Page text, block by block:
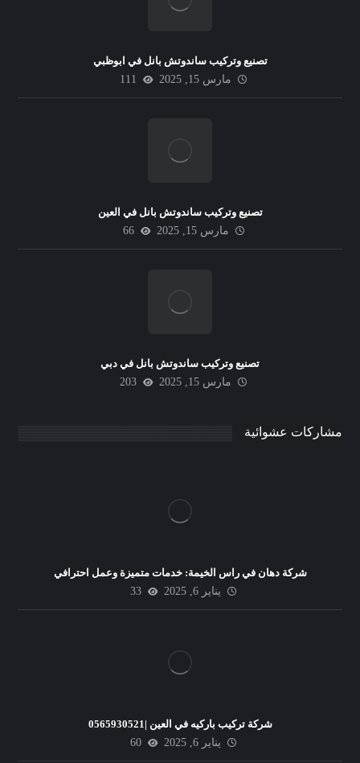
تصنيع وتركيب ساندوتش بانل في ابوظبي
مارس 15, 2025
111
تصنيع وتركيب ساندوتش بانل في العين
مارس 15, 2025
66
تصنيع وتركيب ساندوتش بانل في دبي
مارس 15, 2025
203
مشاركات عشوائية
شركة دهان في راس الخيمة: خدمات متميزة وعمل احترافي
يناير 6, 2025
33
شركة تركيب باركيه في العين |0565930521
يناير 6, 2025
60